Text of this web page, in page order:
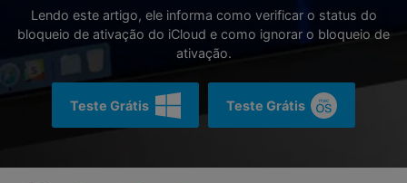
Sala de imprensa
Loja
Para PC
Para Celular
Ver Todos Os Aplicativos
Guia & Suporte
Ações rápidas
Recursos
Transferir Dados
Gerenciador de dados
Lendo este artigo, ele informa como verificar o status do
bloqueio de ativação do iCloud e como ignorar o bloqueio de
ativação.
Teste Grátis Teste Grátis